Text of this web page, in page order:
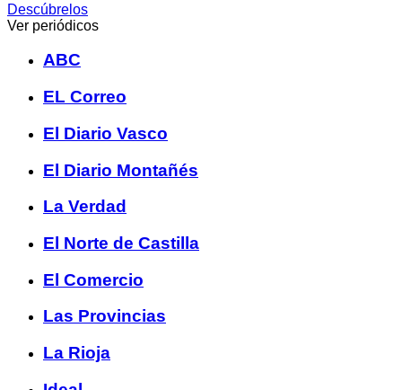
Descúbrelos
Ver periódicos
ABC
EL Correo
El Diario Vasco
El Diario Montañés
La Verdad
El Norte de Castilla
El Comercio
Las Provincias
La Rioja